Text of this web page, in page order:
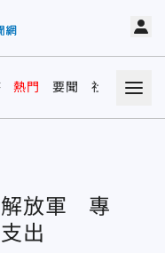
熱門 要聞 社會 娛樂
解放軍 專
出